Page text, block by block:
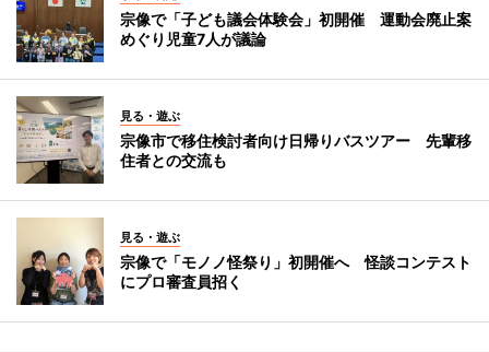
宗像で「子ども議会体験会」初開催 運動会廃止案
めぐり児童7人が議論
見る・遊ぶ
宗像市で移住検討者向け日帰りバスツアー 先輩移
住者との交流も
見る・遊ぶ
宗像で「モノノ怪祭り」初開催へ 怪談コンテスト
にプロ審査員招く